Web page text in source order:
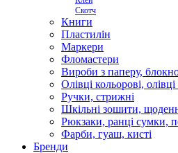
Скотч
Книги
Пластилін
Маркери
Фломастери
Вироби з паперу,
Олівці кольорові, олівці
Ручки, стрижні
Шкільні зошити,
Рюкзаки, ранці сумки,
Фарби, гуаш, кисті
Бренди